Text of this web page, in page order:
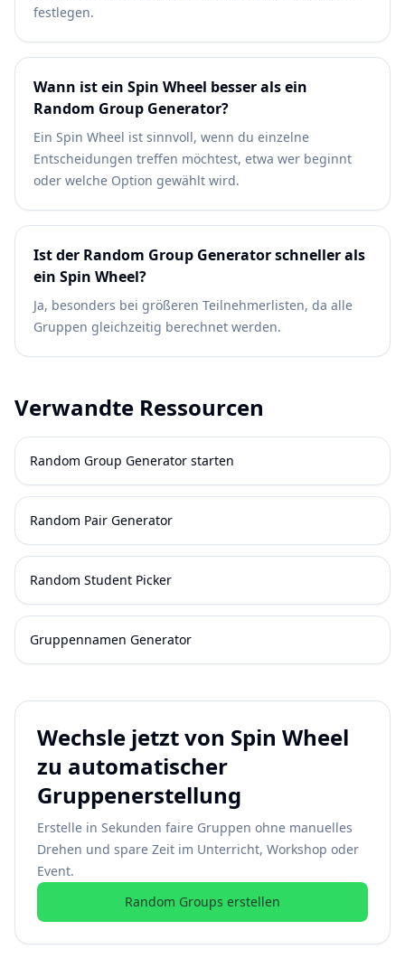
festlegen.
Wann ist ein Spin Wheel besser als ein
Random Group Generator?
Ein Spin Wheel ist sinnvoll, wenn du einzelne
Entscheidungen treffen möchtest, etwa wer beginnt
oder welche Option gewählt wird.
Ist der Random Group Generator schneller als
ein Spin Wheel?
Ja, besonders bei größeren Teilnehmerlisten, da alle
Gruppen gleichzeitig berechnet werden.
Verwandte Ressourcen
Random Group Generator starten
Random Pair Generator
Random Student Picker
Gruppennamen Generator
Wechsle jetzt von Spin Wheel
zu automatischer
Gruppenerstellung
Erstelle in Sekunden faire Gruppen ohne manuelles
Drehen und spare Zeit im Unterricht, Workshop oder
Event.
Random Groups erstellen